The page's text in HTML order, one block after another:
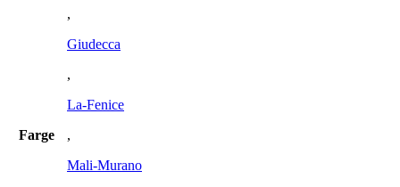
Farge
,
Giudecca
,
La-Fenice
,
Mali-Murano